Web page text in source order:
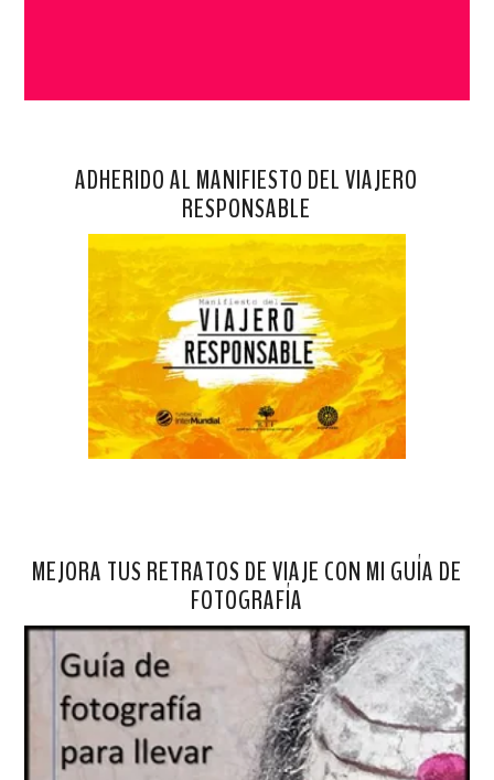
ADHERIDO AL MANIFIESTO DEL VIAJERO
RESPONSABLE
MEJORA TUS RETRATOS DE VIAJE CON MI GUÍA DE
FOTOGRAFÍA